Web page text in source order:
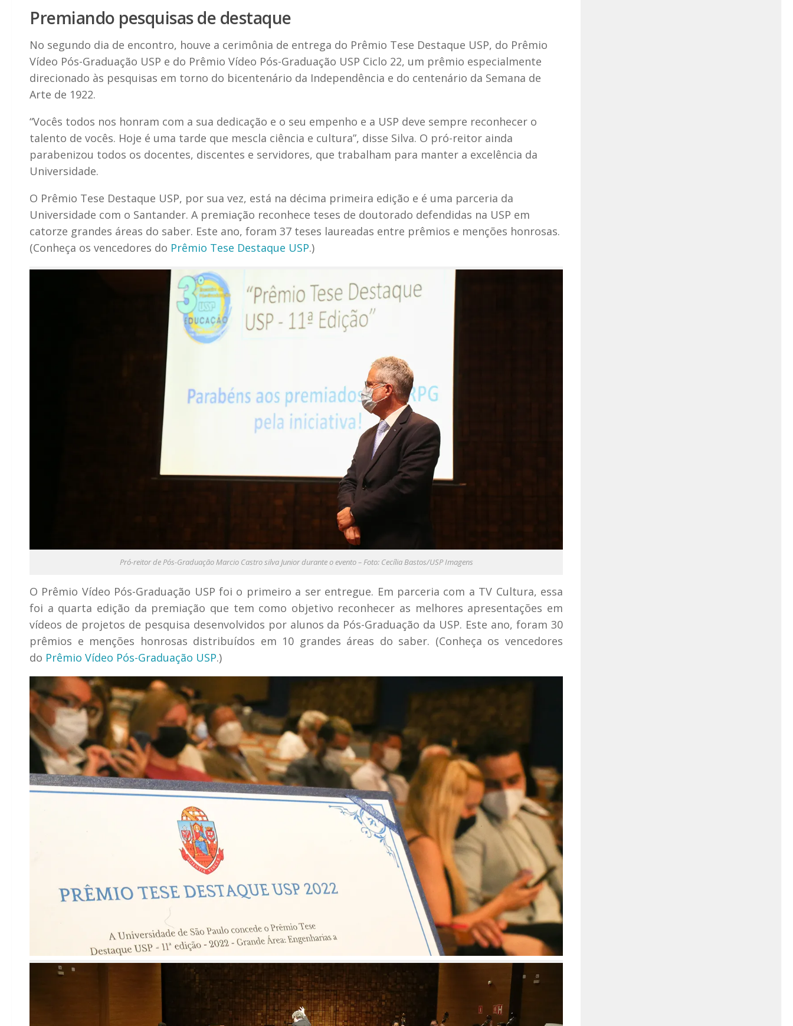
Premiando pesquisas de destaque
No segundo dia de encontro, houve a cerimônia de entrega do Prêmio Tese Destaque USP, do Prêmio
Vídeo Pós-Graduação USP e do Prêmio Vídeo Pós-Graduação USP Ciclo 22, um prêmio especialmente
direcionado às pesquisas em torno do bicentenário da Independência e do centenário da Semana de
Arte de 1922.
“Vocês todos nos honram com a sua dedicação e o seu empenho e a USP deve sempre reconhecer o
talento de vocês. Hoje é uma tarde que mescla ciência e cultura”, disse Silva. O pró-reitor ainda
parabenizou todos os docentes, discentes e servidores, que trabalham para manter a excelência da
Universidade.
O Prêmio Tese Destaque USP, por sua vez, está na décima primeira edição e é uma parceria da
Universidade com o Santander. A premiação reconhece teses de doutorado defendidas na USP em
catorze grandes áreas do saber. Este ano, foram 37 teses laureadas entre prêmios e menções honrosas.
(Conheça os vencedores do Prêmio Tese Destaque USP.)
Pró-reitor de Pós-Graduação Marcio Castro silva Junior durante o evento – Foto: Cecília Bastos/USP Imagens
O Prêmio Vídeo Pós-Graduação USP foi o primeiro a ser entregue. Em parceria com a TV Cultura, essa
foi a quarta edição da premiação que tem como objetivo reconhecer as melhores apresentações em
vídeos de projetos de pesquisa desenvolvidos por alunos da Pós-Graduação da USP. Este ano, foram 30
prêmios e menções honrosas distribuídos em 10 grandes áreas do saber. (Conheça os vencedores
do Prêmio Vídeo Pós-Graduação USP.)